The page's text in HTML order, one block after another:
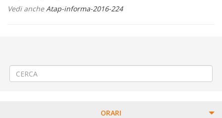
Vedi ancheAtap-informa-2016-224
ORARI